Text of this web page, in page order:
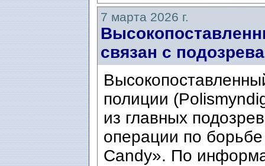
7 марта 2026 г.
связан с
полиции
из главных
операции по
Candy». По